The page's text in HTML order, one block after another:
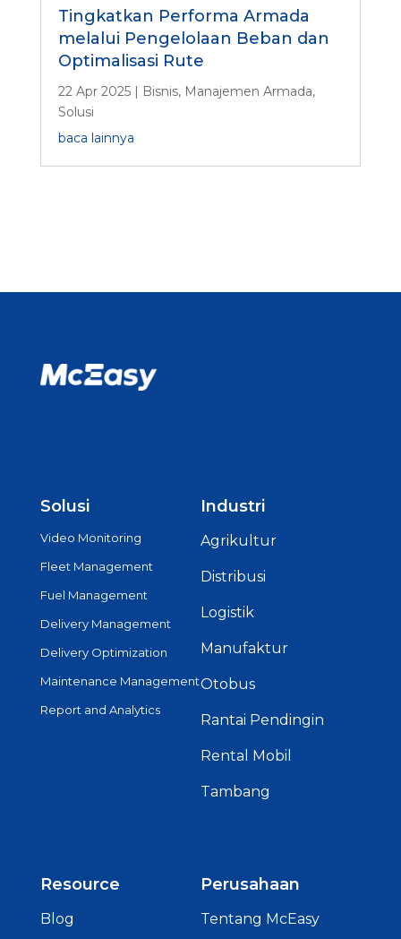
Tingkatkan Performa Armada
melalui Pengelolaan Beban dan
Optimalisasi Rute
22 Apr 2025| Bisnis, Manajemen Armada,
Solusi
baca lainnya
Solusi
Video Monitoring
Fleet Management
Fuel Management
Delivery Management
Delivery Optimization
Maintenance Management
Report and Analytics
Industri
Agrikultur
Distribusi
Logistik
Manufaktur
Otobus
Rantai Pendingin
Rental Mobil
Tambang
Resource
Blog
Perusahaan
Tentang McEasy